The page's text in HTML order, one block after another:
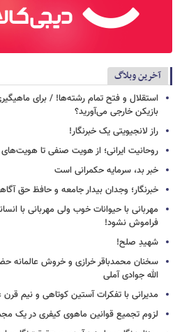
آخرین وبلاگ
استقلال و فتح تمام رشته‌ها! / برای
بازیکن خارجی می‌آورید؟
راز لانجیویتی یک خبرنگار!
روحانیت ایرانی؛ از هویت صنفی تا هویت‌های
خبر بد، سرمایه حکمرانی است
خبرنگار؛ وجدان بیدار جامعه و حافظ حق
مهربانی با حیوانات خوب ولی مهربانی با
فراموش نشود!
شهیدِ صلح!
سخنان محمدباقر خرازی و خروش عالمانه
الله جوادی آملی
مدیرانی با تفکرات آستین کوتاهی و نیم
لزوم تجمیع قوانین ماهوی کیفری در یک